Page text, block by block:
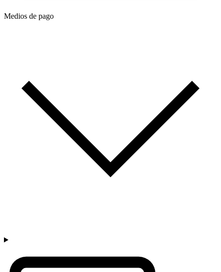
Medios de pago